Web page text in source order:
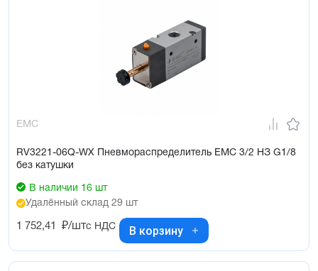
EMC
RV3221-06Q-WX Пневмораспределитель EMC 3/2 НЗ G1/8
без катушки
В наличии 16 шт
Удалённый склад 29 шт
1 752,41 ₽/штс НДС В корзину